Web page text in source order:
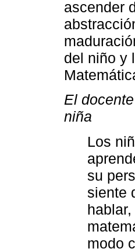
ascender
del niño y
El
niña
Los
su
siente
modo